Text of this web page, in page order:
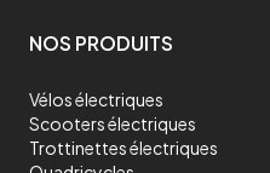
NOS PRODUITS
Vélos électriques
Scooters électriques
Trottinettes électriques